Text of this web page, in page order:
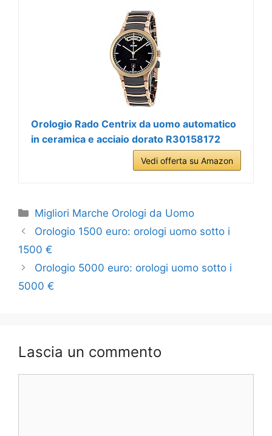
Orologio Rado Centrix da uomo automatico
in ceramica e acciaio dorato R30158172
Vedi offerta su Amazon
Categorie
Migliori Marche Orologi da Uomo
Orologio 1500 euro: orologi uomo sotto i
1500 €
Orologio 5000 euro: orologi uomo sotto i
5000 €
Lascia un commento